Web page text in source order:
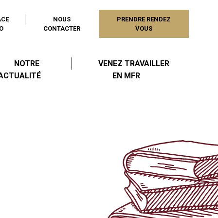
NOUS
CONTACTER
PRENDRE RENDEZ
VOUS
NOTRE
VENEZ TRAVAILLER
EN MFR